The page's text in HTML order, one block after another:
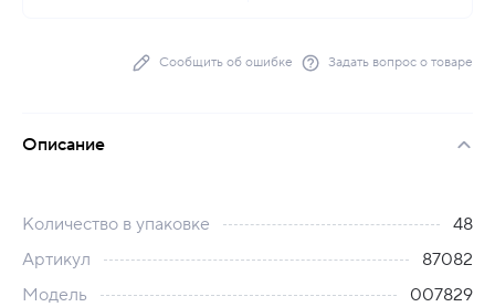
Сообщить об ошибке Задать вопрос о товаре
Описание
Количество в упаковке
48
Артикул
87082
Модель
007829